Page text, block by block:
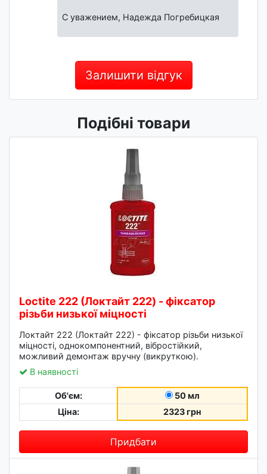
С уважением, Надежда Погребицкая
Залишити відгук
Подібні товари
Loctite 222 (Локтайт 222) - фіксатор
різьби низької міцності
Локтайт 222 (Локтайт 222) - фіксатор різьби низької
міцності, однокомпонентний, вібростійкий,
можливий демонтаж вручну (викруткою).
В наявності
Об'єм:
50 мл
Ціна:
2323 грн
Придбати